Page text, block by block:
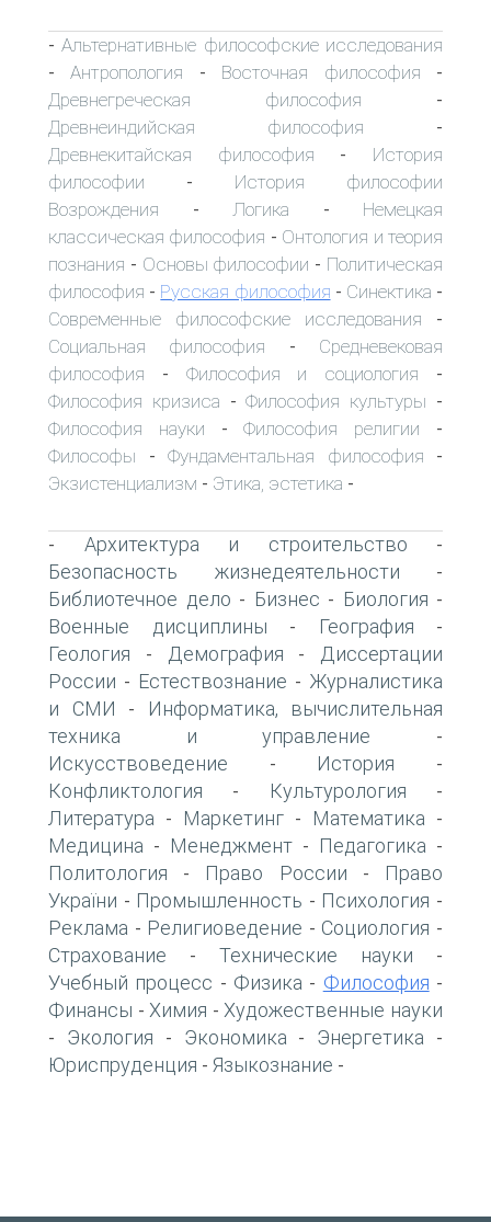
-Альтернативные философские исследования
-Антропология - Восточная философия -
Древнегреческая философия -
Древнеиндийская философия -
Древнекитайская философия - История
философии - История философии
Возрождения - Логика - Немецкая
классическая философия - Онтология и теория
познания - Основы философии - Политическая
философия - Русская философия - Синектика -
Современные философские исследования -
Социальная философия - Средневековая
философия - Философия и социология -
Философия кризиса -Философия культуры -
Философия науки -Философия религии -
Философы - Фундаментальная философия -
Экзистенциализм - Этика, эстетика -
- Архитектура и строительство -
Безопасность жизнедеятельности -
Библиотечное дело - Бизнес - Биология -
Военные дисциплины - География -
Геология - Демография -
Диссертации
России - Естествознание - Журналистика
и СМИ -
Информатика, вычислительная
техника и управление -
Искусствоведение - История -
Конфликтология - Культурология -
Литература - Маркетинг - Математика -
Медицина - Менеджмент - Педагогика -
Политология - Право России -
Право
України - Промышленность - Психология -
Реклама - Религиоведение - Социология -
Страхование - Технические науки -
Учебный процесс - Физика - Философия -
Финансы - Химия - Художественные науки
- Экология - Экономика - Энергетика -
Юриспруденция - Языкознание -